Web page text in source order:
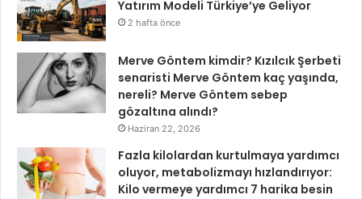
Yatırım Modeli Türkiye’ye Geliyor
2 hafta önce
Merve Göntem kimdir? Kızılcık Şerbeti
senaristi Merve Göntem kaç yaşında,
nereli? Merve Göntem sebep
gözaltına alındı?
Haziran 22, 2026
Fazla kilolardan kurtulmaya yardımcı
oluyor, metabolizmayı hızlandırıyor:
Kilo vermeye yardımcı 7 harika besin